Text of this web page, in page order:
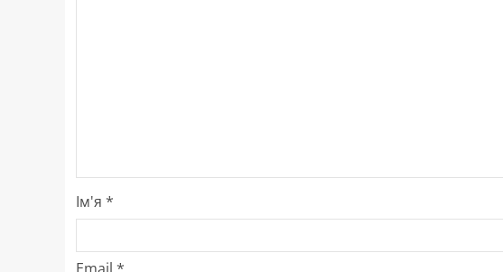
Ім'я *